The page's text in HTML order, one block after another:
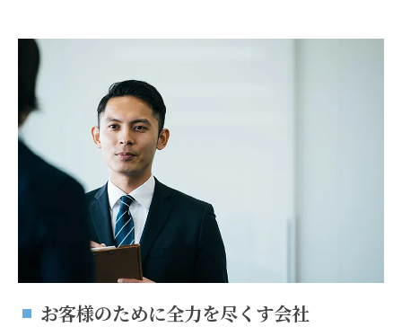
お客様のために全力を尽くす会社